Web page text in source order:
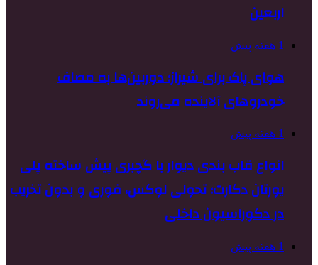
اربعین
1 هفته پیش
هوای پاک برای شیراز؛ دوربین‌ها به مصاف
خودروهای آلاینده می‌روند
1 هفته پیش
انواع قاب بندی دیوار با گچبری پیش ساخته پلی
یورتان دکارت؛ تحولی لوکس، فوری و بدون تخریب
در دکوراسیون داخلی
1 هفته پیش